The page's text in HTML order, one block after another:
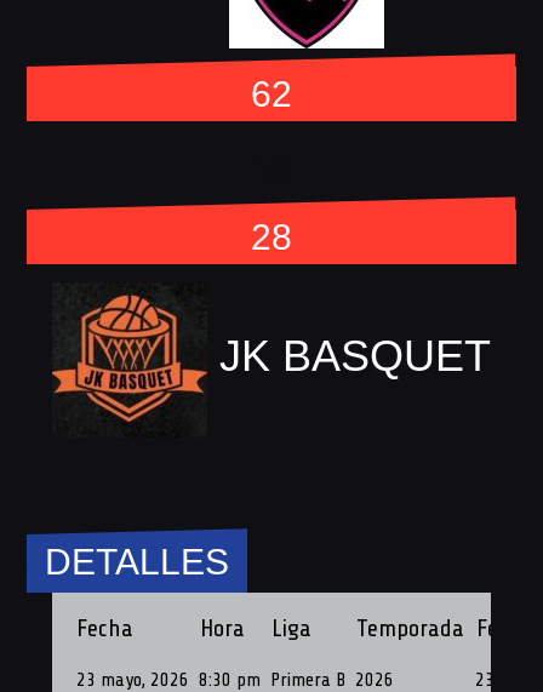
62
28
JK BASQUET
DETALLES
Fecha Hora Liga Temporada Fecha
23 mayo, 2026 8:30 pm Primera B 2026 23 de